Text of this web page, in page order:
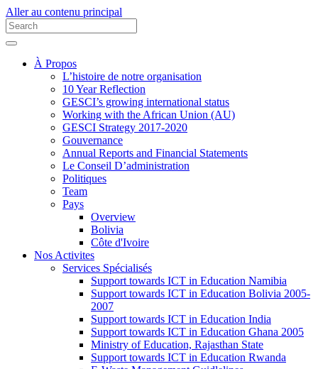
Aller au contenu principal
À Propos
L’histoire de notre organisation
10 Year Reflection
GESCI’s growing international status
Working with the African Union (AU)
GESCI Strategy 2017-2020
Gouvernance
Annual Reports and Financial Statements
Le Conseil D’administration
Politiques
Team
Pays
Overview
Bolivia
Côte d'Ivoire
Nos Activites
Services Spécialisés
Support towards ICT in Education Namibia
Support towards ICT in Education Bolivia 2005-
2007
Support towards ICT in Education India
Support towards ICT in Education Ghana 2005
Ministry of Education, Rajasthan State
Support towards ICT in Education Rwanda